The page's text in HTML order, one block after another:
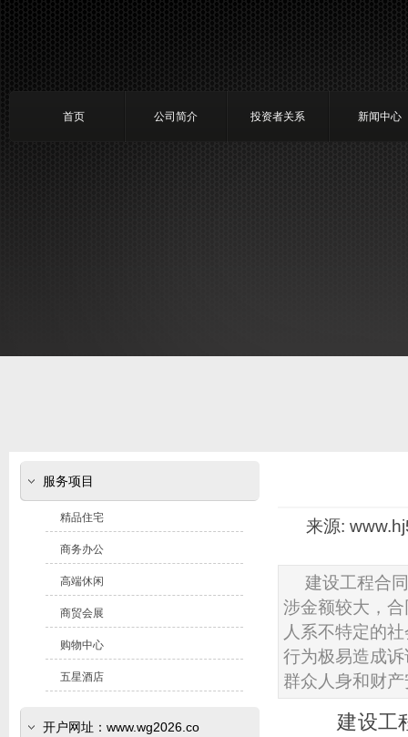
首页 公司简介 投资者关系 新闻中心
来源:
建设工程合
涉金额较大，
人系不特定的
行为极易造成
群众人身和财
建设工程
服务项目
精品住宅
商务办公
高端休闲
商贸会展
购物中心
五星酒店
开户网址：www.wg2026.co